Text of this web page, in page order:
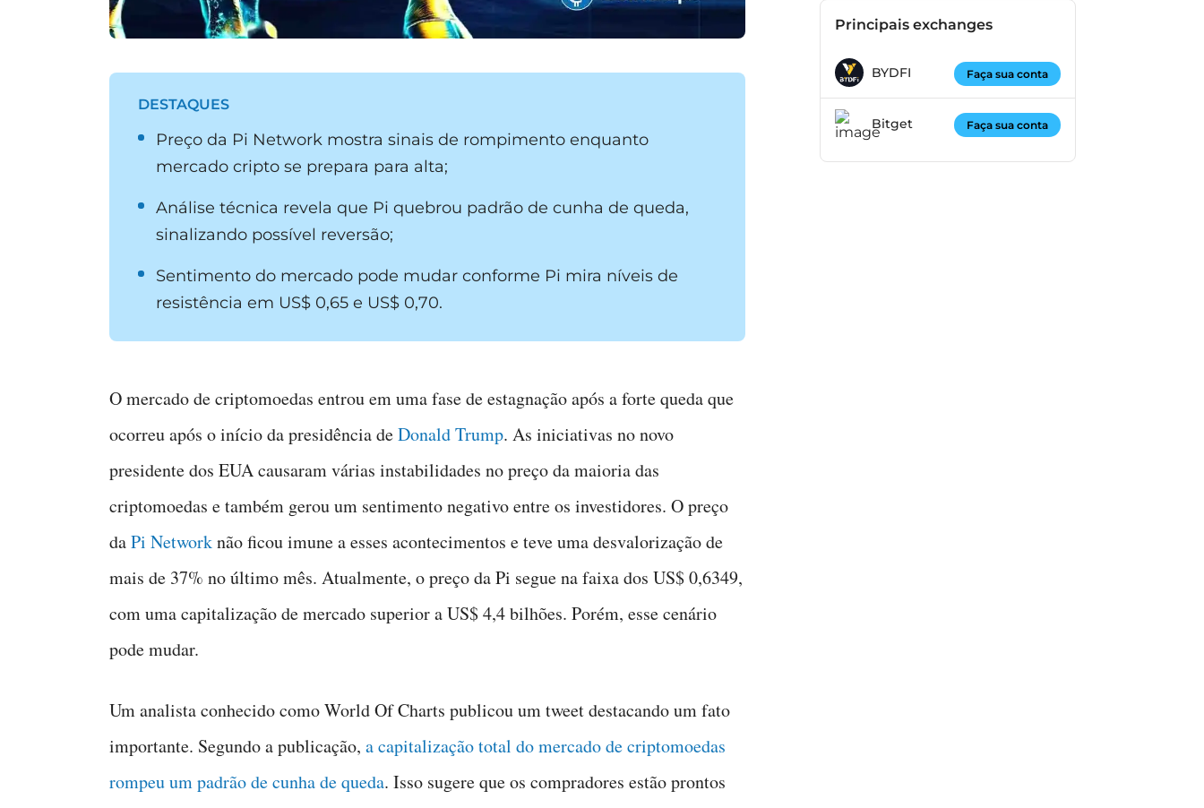
DESTAQUES
Preço da Pi Network mostra sinais de rompimento enquanto
mercado cripto se prepara para alta;
Análise técnica revela que Pi quebrou padrão de cunha de queda,
sinalizando possível reversão;
Sentimento do mercado pode mudar conforme Pi mira níveis de
resistência em US$ 0,65 e US$ 0,70.
O mercado de criptomoedas entrou em uma fase de estagnação após a forte queda que
ocorreu após o início da presidência deDonald Trump. As iniciativas no novo
presidente dos EUA causaram várias instabilidades no preço da maioria das
criptomoedas e também gerou um sentimento negativo entre os investidores. O preço
daPi Networknão ficou imune a esses acontecimentos e teve uma desvalorização de
mais de 37% no último mês. Atualmente, o preço da Pi segue na faixa dos US$ 0,6349,
com uma capitalização de mercado superior a US$ 4,4 bilhões. Porém, esse cenário
pode mudar.
Um analista conhecido como World Of Charts publicou um tweet destacando um fato
importante. Segundo a publicação, a capitalização total do mercado de criptomoedas
rompeu um padrão de cunha de queda. Isso sugere que os compradores estão prontos
Principais exchanges
BYDFI Faça sua conta
Bitget Faça sua conta